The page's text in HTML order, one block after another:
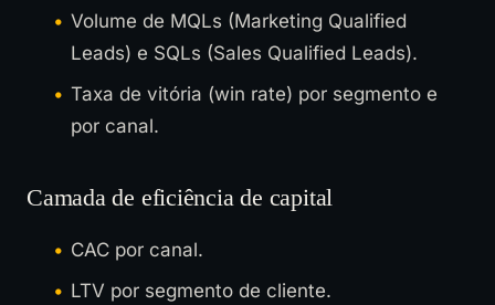
Volume de MQLs (Marketing Qualified
Leads) e SQLs (Sales Qualified Leads).
Taxa de vitória (win rate) por segmento e
por canal.
Camada de eficiência de capital
CAC por canal.
LTV por segmento de cliente.